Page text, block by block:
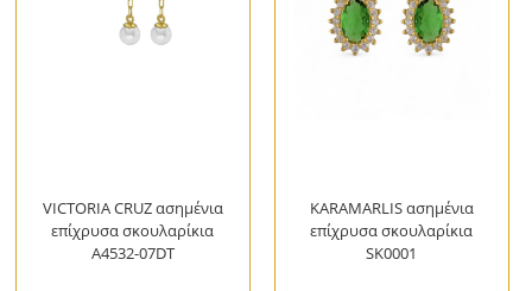
VICTORIA CRUZ ασημένια
επίχρυσα σκουλαρίκια
A4532-07DT
KARAMARLIS ασημένια
επίχρυσα σκουλαρίκια
SK0001